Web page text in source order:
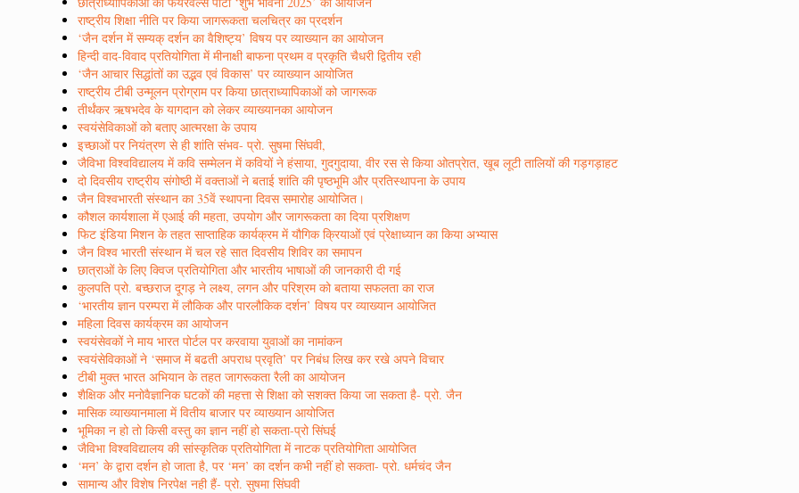
राष्ट्रीय शिक्षा नीति पर किया जागरूकता चलचित्र का प्रदर्शन
‘जैन दर्शन में सम्यक् दर्शन का वैशिष्ट्य’ विषय पर व्याख्यान का आयोजन
हिन्दी वाद-विवाद प्रतियोगिता में मीनाक्षी बाफना प्रथम व प्रकृति चैधरी द्वितीय रही
‘जैन आचार सिद्धांतों का उद्भव एवं विकास’ पर व्याख्यान आयोजित
राष्ट्रीय टीबी उन्मूलन प्रोग्राम पर किया छात्राध्यापिकाओं को जागरूक
तीर्थंकर ऋषभदेव के यागदान को लेकर व्याख्यानका आयोजन
स्वयंसेविकाओं को बताए आत्मरक्षा के उपाय
इच्छाओं पर नियंत्रण से ही शांति संभव- प्रो. सुषमा सिंघवी,
जैविभा विश्वविद्यालय में कवि सम्मेलन में कवियों ने हंसाया, गुदगुदाया, वीर रस से किया ओतप्रेात, खूब लूटी तालियों की गड़गड़ाहट
दो दिवसीय राष्ट्रीय संगोष्ठी में वक्ताओं ने बताई शांति की पृष्ठभूमि और प्रतिस्थापना के उपाय
जैन विश्वभारती संस्थान का 35वें स्थापना दिवस समारोह आयोजित।
कौशल कार्यशाला में एआई की महता, उपयोग और जागरूकता का दिया प्रशिक्षण
फिट इंडिया मिशन के तहत साप्ताहिक कार्यक्रम में यौगिक क्रियाओं एवं प्रेक्षाध्यान का किया अभ्यास
जैन विश्व भारती संस्थान में चल रहे सात दिवसीय शिविर का समापन
छात्राओं के लिए क्विज प्रतियोगिता और भारतीय भाषाओं की जानकारी दी गई
कुलपति प्रो. बच्छराज दूगड़ ने लक्ष्य, लगन और परिश्रम को बताया सफलता का राज
‘भारतीय ज्ञान परम्परा में लौकिक और पारलौकिक दर्शन’ विषय पर व्याख्यान आयोजित
महिला दिवस कार्यक्रम का आयोजन
स्वयंसेवकों ने माय भारत पोर्टल पर करवाया युवाओं का नामांकन
स्वयंसेविकाओं ने ‘समाज में बढती अपराध प्रवृति’ पर निबंध लिख कर रखे अपने विचार
टीबी मुक्त भारत अभियान के तहत जागरूकता रैली का आयोजन
शैक्षिक और मनोवैज्ञानिक घटकों की महत्ता से शिक्षा को सशक्त किया जा सकता है- प्रो. जैन
मासिक व्याख्यानमाला में वितीय बाजार पर व्याख्यान आयोजित
भूमिका न हो तो किसी वस्तु का ज्ञान नहीं हो सकता-प्रो सिंघई
जैविभा विश्वविद्यालय की सांस्कृतिक प्रतियोगिता में नाटक प्रतियोगिता आयोजित
‘मन’ के द्वारा दर्शन हो जाता है, पर ‘मन’ का दर्शन कभी नहीं हो सकता- प्रो. धर्मचंद जैन
सामान्य और विशेष निरपेक्ष नही हैं- प्रो. सुषमा सिंघवी